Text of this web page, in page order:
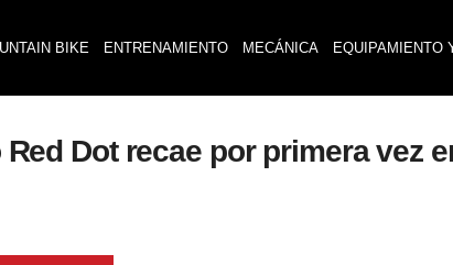
BIKE ENTRENAMIENTO MECÁNICA EQUIPAMIENTO
Dot recae por primera vez